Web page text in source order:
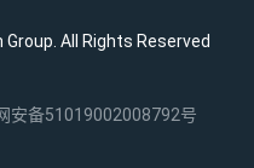
All Rights Reserved
安备51019002008792号